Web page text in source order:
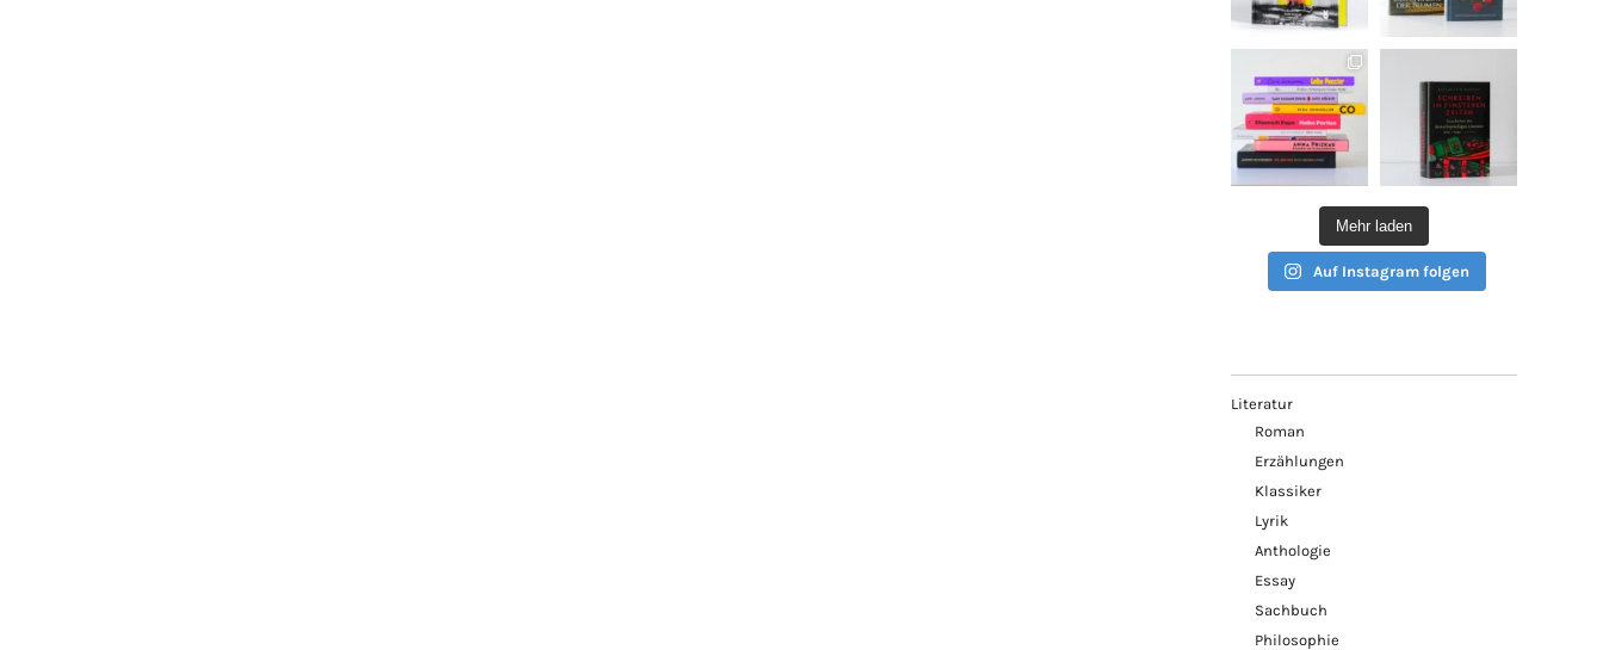
Mehr laden
Auf Instagram folgen
Literatur
Roman
Erzählungen
Klassiker
Lyrik
Anthologie
Essay
Sachbuch
Philosophie